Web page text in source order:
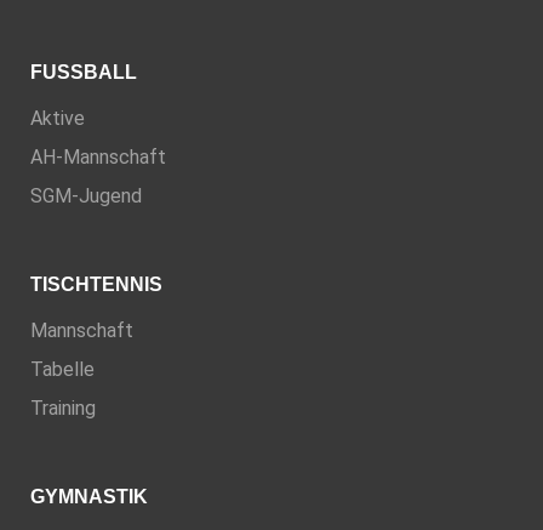
FUSSBALL
Aktive
AH-Mannschaft
SGM-Jugend
TISCHTENNIS
Mannschaft
Tabelle
Training
GYMNASTIK